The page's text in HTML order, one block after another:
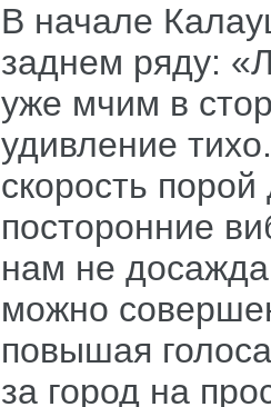
В начале
заднем ряду:
уже мчим в
удивление
скорость
посторонние
нам не
можно
повышая
за город на